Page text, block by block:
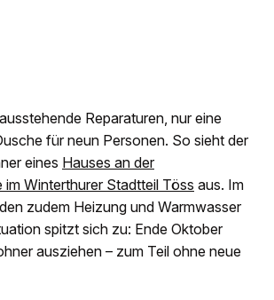
Reparaturen, nur eine
für neun Personen. So sieht der
eines Hauses an der
im Winterthurer Stadtteil Töss aus. Im
zudem Heizung und Warmwasser
spitzt sich zu: Ende Oktober
ausziehen – zum Teil ohne neue